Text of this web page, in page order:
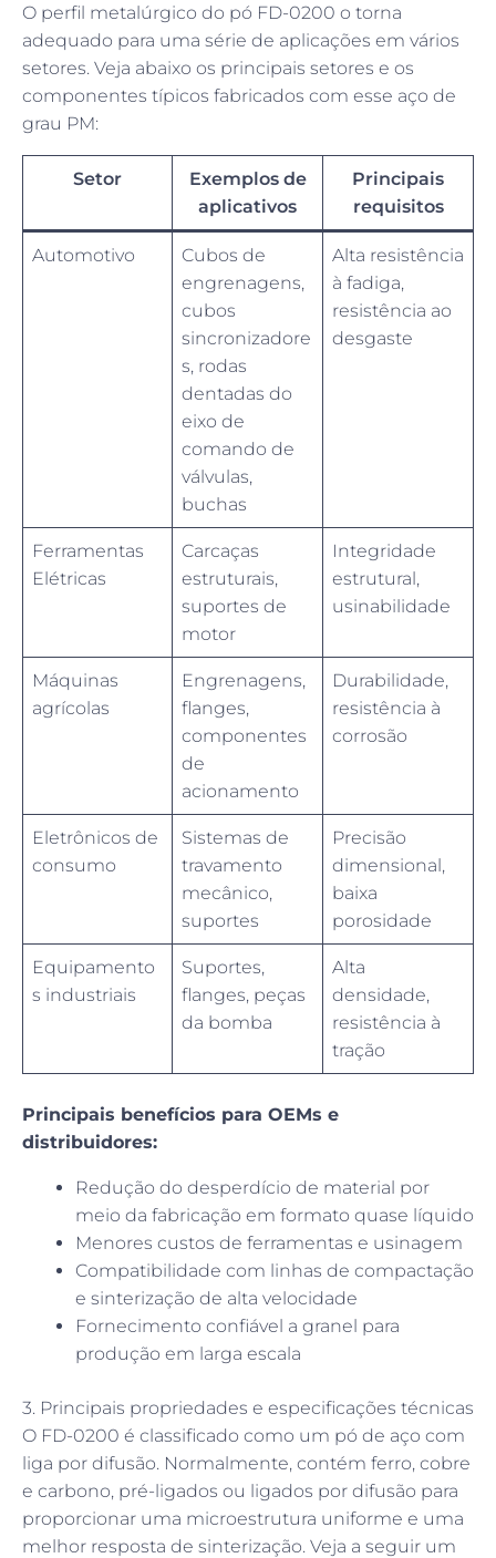
O perfil metalúrgico do pó FD-0200 o torna
adequado para uma série de aplicações em vários
setores. Veja abaixo os principais setores e os
componentes típicos fabricados com esse aço de
grau PM:
Setor
Exemplos de
aplicativos
Principais
requisitos
Automotivo
Cubos de
engrenagens,
cubos
sincronizadore
s, rodas
dentadas do
eixo de
comando de
válvulas,
buchas
Alta resistência
à fadiga,
resistência ao
desgaste
Ferramentas
Elétricas
Carcaças
estruturais,
suportes de
motor
Integridade
estrutural,
usinabilidade
Máquinas
agrícolas
Engrenagens,
flanges,
componentes
de
acionamento
Durabilidade,
resistência à
corrosão
Eletrônicos de
consumo
Sistemas de
travamento
mecânico,
suportes
Precisão
dimensional,
baixa
porosidade
Equipamento
s industriais
Suportes,
flanges, peças
da bomba
Alta
densidade,
resistência à
tração
Principais benefícios para OEMs e
distribuidores:
Redução do desperdício de material por
meio da fabricação em formato quase líquido
Menores custos de ferramentas e usinagem
Compatibilidade com linhas de compactação
e sinterização de alta velocidade
Fornecimento confiável a granel para
produção em larga escala
3. Principais propriedades e especificações técnicas
O FD-0200 é classificado como um pó de aço com
liga por difusão. Normalmente, contém ferro, cobre
e carbono, pré-ligados ou ligados por difusão para
proporcionar uma microestrutura uniforme e uma
melhor resposta de sinterização. Veja a seguir um